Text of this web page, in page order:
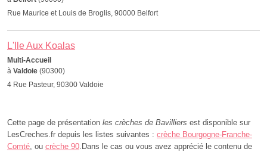
Rue Maurice et Louis de Broglis, 90000 Belfort
L'Ile Aux Koalas
Multi-Accueil
à Valdoie (90300)
4 Rue Pasteur, 90300 Valdoie
Cette page de présentation les crèches de Bavilliers est disponible sur
LesCreches.fr depuis les listes suivantes : crèche Bourgogne-Franche-
Comté, ou crèche 90.Dans le cas ou vous avez apprécié le contenu de